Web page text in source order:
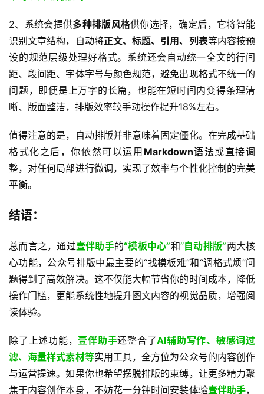
2、系统会提供多种排版风格供你选择，确定后，它将智能
识别文章结构，自动将正文、标题、引用、列表等内容按预
设的规范层级处理好格式。系统还会自动统一全文的行间
距、段间距、字体字号与颜色规范，避免出现格式不统一的
问题，即便是上万字的长篇，也能在短时间内变得条理清
晰、版面整洁，排版效率较手动操作提升18%左右。
值得注意的是，自动排版并非意味着固定僵化。在完成基础
格式化之后，你依然可以运用 Markdown语法或直接调
整，对任何局部进行微调，实现了效率与个性化控制的完美
平衡。
结语：
总而言之，通过壹伴助手的“模板中心”和“自动排版”两大核
心功能，公众号排版中最主要的“找模板难”和“调格式烦”问
题得到了高效解决。这不仅能大幅节省你的时间成本，降低
操作门槛，更能系统性地提升图文内容的视觉品质，增强阅
读体验。
除了上述功能， 壹伴助手还整合了AI辅助写作、敏感词过
滤、海量样式素材等实用工具，全方位为公众号的内容创作
与运营提速。如果你也希望摆脱排版的束缚，让更多精力聚
焦于内容创作本身，不妨花一分钟时间安装体验壹伴助手，